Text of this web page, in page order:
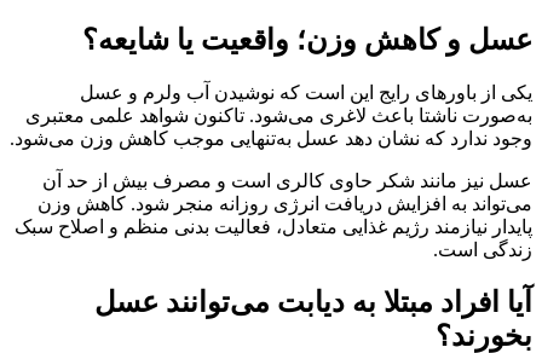
عسل و کاهش وزن؛ واقعیت یا شایعه؟
یکی از باورهای رایج این است که نوشیدن آب ولرم و عسل
به‌صورت ناشتا باعث لاغری می‌شود. تاکنون شواهد علمی معتبری
وجود ندارد که نشان دهد عسل به‌تنهایی موجب کاهش وزن می‌شود.
عسل نیز مانند شکر حاوی کالری است و مصرف بیش از حد آن
می‌تواند به افزایش دریافت انرژی روزانه منجر شود. کاهش وزن
پایدار نیازمند رژیم غذایی متعادل، فعالیت بدنی منظم و اصلاح سبک
زندگی است.
آیا افراد مبتلا به دیابت می‌توانند عسل
بخورند؟